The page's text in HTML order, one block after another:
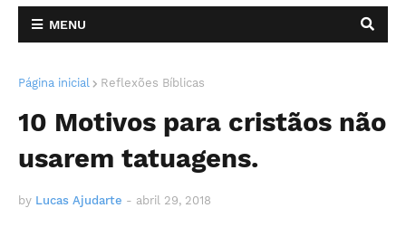
MENU
Página inicial Reflexões Bíblicas
10 Motivos para cristãos não
usarem tatuagens.
by Lucas Ajudarte - abril 29, 2018